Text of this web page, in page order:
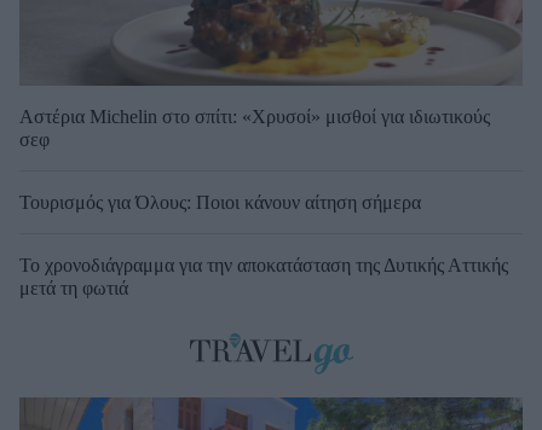
Αστέρια Michelin στο σπίτι: «Χρυσοί» μισθοί για ιδιωτικούς
σεφ
Τουρισμός για Όλους: Ποιοι κάνουν αίτηση σήμερα
Το χρονοδιάγραμμα για την αποκατάσταση της Δυτικής Αττικής
μετά τη φωτιά